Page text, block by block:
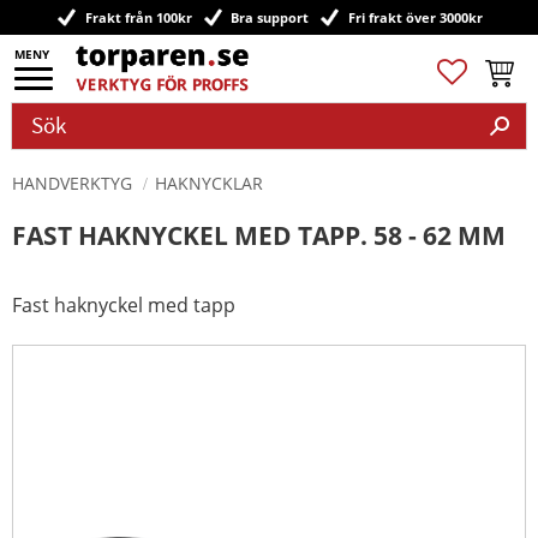
Meny
Frakt från 100kr Bra support Fri frakt över 3000kr
Favoriter
HANDVERKTYG HAKNYCKLAR
FAST HAKNYCKEL MED TAPP. 58 - 62 MM
Fast haknyckel med tapp